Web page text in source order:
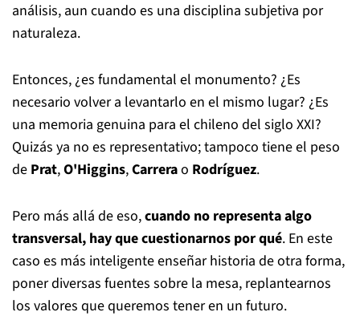
análisis, aun cuando es una disciplina subjetiva por
naturaleza.
Entonces, ¿es fundamental el monumento? ¿Es
necesario volver a levantarlo en el mismo lugar? ¿Es
una memoria genuina para el chileno del siglo XXI?
Quizás ya no es representativo; tampoco tiene el peso
de Prat,O'Higgins,Carrerao Rodríguez.
Pero más allá de eso,cuando no representa algo
transversal, hay que cuestionarnos por qué. En este
caso es más inteligente enseñar historia de otra forma,
poner diversas fuentes sobre la mesa, replantearnos
los valores que queremos tener en un futuro.